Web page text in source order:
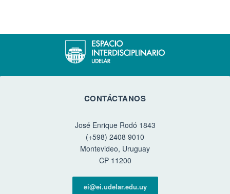
CONTÁCTANOS
José Enrique Rodó 1843
(+598) 2408 9010
Montevideo, Uruguay
CP 11200
ei@ei.udelar.edu.uy